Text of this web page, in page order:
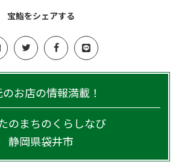
宝鮨をシェアする
お店の情報満載！
のまちのくらしなび
静岡県袋井市